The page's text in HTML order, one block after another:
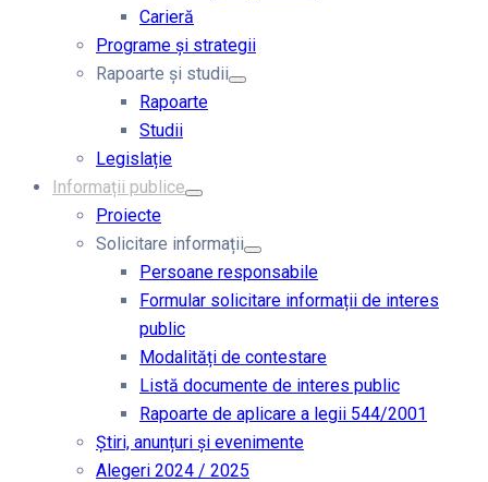
Carieră
Programe și strategii
Rapoarte și studii
Rapoarte
Studii
Legislație
Informații publice
Proiecte
Solicitare informații
Persoane responsabile
Formular solicitare informații de interes
public
Modalități de contestare
Listă documente de interes public
Rapoarte de aplicare a legii 544/2001
Știri, anunțuri și evenimente
Alegeri 2024 / 2025